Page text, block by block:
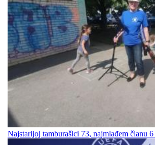
Najstarijoj tamburašici 73, najmlađem članu